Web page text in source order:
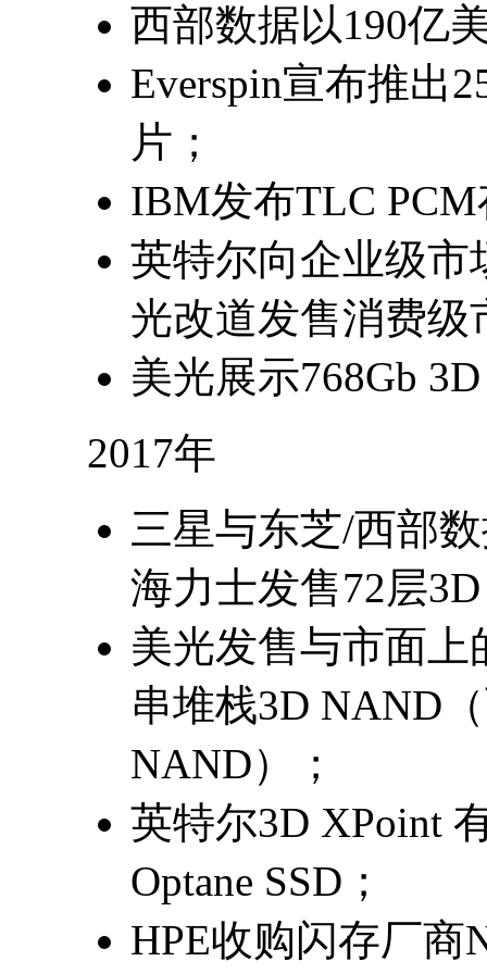
西部数据以190亿
Everspin宣布推出
片；
IBM发布TLC
英特尔向企业级市
光改道发售消费级
美光展示768Gb
2017年
三星与东芝/西部
海力士发售72层
美光发售与市面
串堆栈3D NAND
NAND）；
英特尔3D XPoint
Optane SSD；
HPE收购闪存厂商